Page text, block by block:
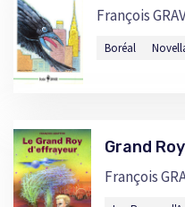
François
Boréal
Grand
François